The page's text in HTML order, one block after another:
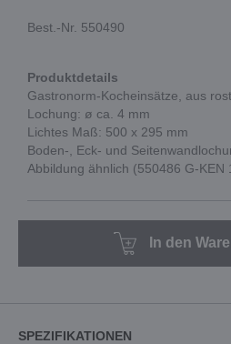
Best.-Nr. 550490
Produktdetails
Gastronorm-Kocheinsätze, aus
Lochung: ø ca. 4 mm
Lichtes Maß: 500 x 295 mm
Boden-, Eck- und
Abbildung ähnlich (550486 G-KEN
In den
SPEZIFIKATIONEN